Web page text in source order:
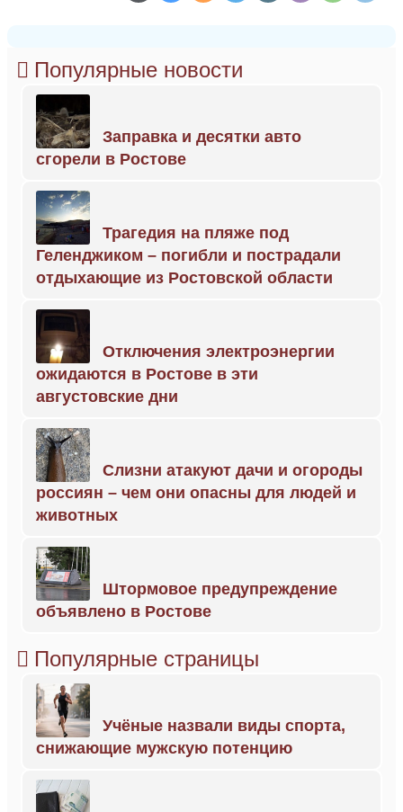
Популярные новости
Заправка и десятки авто
сгорели в Ростове
Трагедия на пляже под
Геленджиком – погибли и пострадали
отдыхающие из Ростовской области
Отключения электроэнергии
ожидаются в Ростове в эти
августовские дни
Слизни атакуют дачи и огороды
россиян – чем они опасны для людей и
животных
Штормовое предупреждение
объявлено в Ростове
Популярные страницы
Учёные назвали виды спорта,
снижающие мужскую потенцию